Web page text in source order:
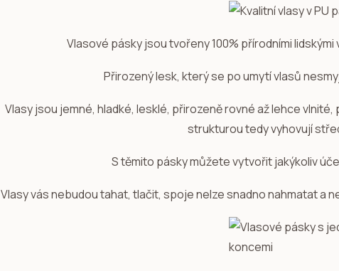
Vlasové pásky jsou tvořeny 100% přírodními
Přirozený lesk, který se po umytí vlasů
Vlasy jsou jemné, hladké, lesklé, přirozeně rovné až lehce
strukturou tedy vyhovují
S těmito pásky můžete vytvořit jakýkoliv
Vlasy vás nebudou tahat, tlačit, spoje nelze snadno nahmatat a